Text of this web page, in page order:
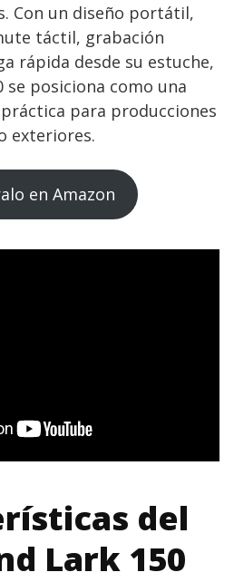
Con un diseño portátil,
táctil, grabación
rápida desde su estuche,
se posiciona como una
para producciones
exteriores.
en Amazon
del
Lark 150